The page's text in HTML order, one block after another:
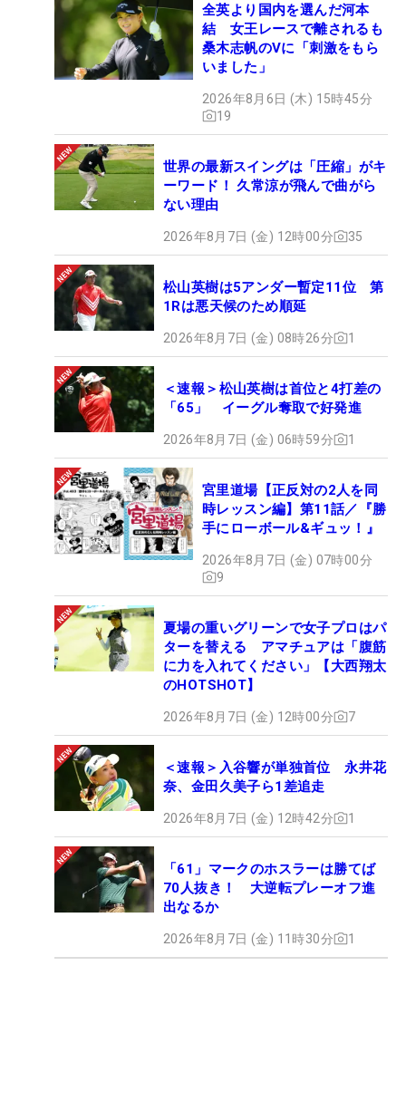
全英より国内を選んだ河本
結 女王レースで離されるも
桑木志帆のVに「刺激をもら
いました」
2026年8月6日 (木) 15時45分
19
世界の最新スイングは「圧縮」がキ
ーワード！ 久常涼が飛んで曲がら
ない理由
2026年8月7日 (金) 12時00分 35
松山英樹は5アンダー暫定11位 第
1Rは悪天候のため順延
2026年8月7日 (金) 08時26分 1
＜速報＞松山英樹は首位と4打差の
「65」 イーグル奪取で好発進
2026年8月7日 (金) 06時59分 1
宮里道場【正反対の2人を同
時レッスン編】第11話／『勝
手にローボール&ギュッ！』
2026年8月7日 (金) 07時00分
9
夏場の重いグリーンで女子プロはパ
ターを替える アマチュアは「腹筋
に力を入れてください」【大西翔太
のHOTSHOT】
2026年8月7日 (金) 12時00分 7
＜速報＞入谷響が単独首位 永井花
奈、金田久美子ら1差追走
2026年8月7日 (金) 12時42分 1
「61」マークのホスラーは勝てば
70人抜き！ 大逆転プレーオフ進
出なるか
2026年8月7日 (金) 11時30分 1